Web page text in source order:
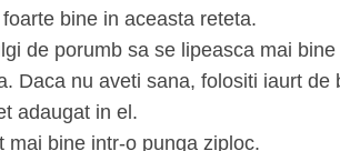
bine in aceasta reteta.
de porumb sa se lipeasca mai bine
Daca nu aveti sana, folositi iaurt de
adaugat in el.
mai bine intr-o punga ziploc.